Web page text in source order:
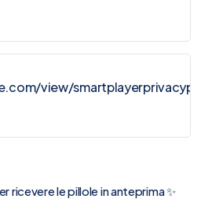
view/
ricevere le pillole in anteprima ✨